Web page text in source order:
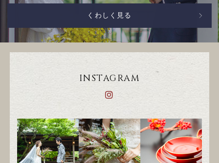
くわしく見る
INSTAGRAM